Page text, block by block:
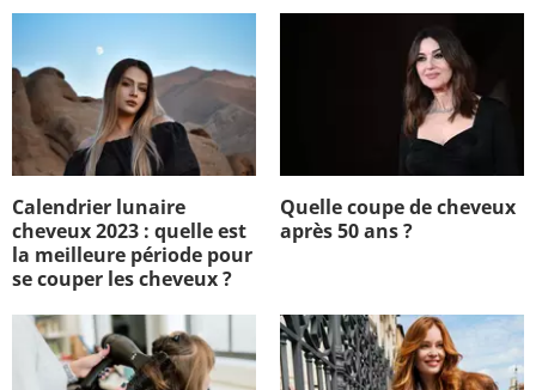
Calendrier lunaire
cheveux 2023 : quelle est
la meilleure période pour
se couper les cheveux ?
Quelle coupe de cheveux
après 50 ans ?